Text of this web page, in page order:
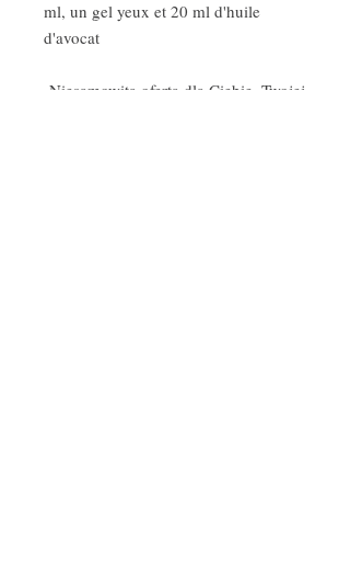
ml, un gel yeux et 20 ml d'huile
d'avocat
Niesamowita oferta dla Ciebie, Twojej